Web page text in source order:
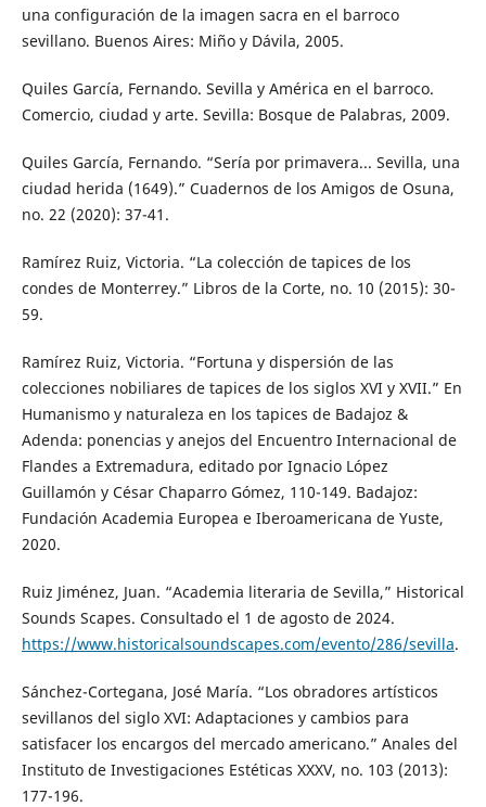
una configuración de la imagen sacra en el barroco
sevillano. Buenos Aires: Miño y Dávila, 2005.
Quiles García, Fernando. Sevilla y América en el barroco.
Comercio, ciudad y arte. Sevilla: Bosque de Palabras, 2009.
Quiles García, Fernando. “Sería por primavera... Sevilla, una
ciudad herida (1649).” Cuadernos de los Amigos de Osuna,
no. 22 (2020): 37-41.
Ramírez Ruiz, Victoria. “La colección de tapices de los
condes de Monterrey.” Libros de la Corte, no. 10 (2015): 30-
59.
Ramírez Ruiz, Victoria. “Fortuna y dispersión de las
colecciones nobiliares de tapices de los siglos XVI y XVII.” En
Humanismo y naturaleza en los tapices de Badajoz &
Adenda: ponencias y anejos del Encuentro Internacional de
Flandes a Extremadura, editado por Ignacio López
Guillamón y César Chaparro Gómez, 110-149. Badajoz:
Fundación Academia Europea e Iberoamericana de Yuste,
2020.
Ruiz Jiménez, Juan. “Academia literaria de Sevilla,” Historical
Sounds Scapes. Consultado el 1 de agosto de 2024.
https://www.historicalsoundscapes.com/evento/286/sevilla.
Sánchez-Cortegana, José María. “Los obradores artísticos
sevillanos del siglo XVI: Adaptaciones y cambios para
satisfacer los encargos del mercado americano.” Anales del
Instituto de Investigaciones Estéticas XXXV, no. 103 (2013):
177-196.